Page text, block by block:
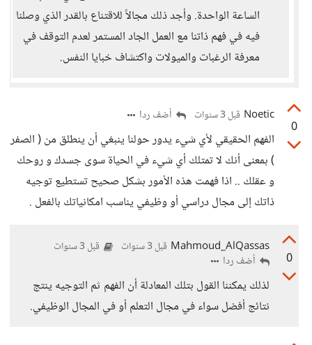
الساعة الواحدة. وأجد ذلك مجالاً للاقتناع بالقدر الذي وصلنا
فيه في فهم ذاتنا مع العمل الجاد المستمر لعدم التوقف في
معرفة الرغبات والميولات واكتشاف خبايا النفس.
0
Noetic قبل 3 سنوات أضف ردا
الفهم الحقيقي لأي شيء يدور حولنا ينبغي أن ينطلق من ( الصفر
) بمعنى أنك لا تمتلك أي شيء في الحياة سوى جسدك و روحك
و عقلك .. اذا فهمت هذه الأمور بشكل صحيح تستطيع توجيه
ذاتك إلى مجال دراسي أو وظيفي يناسب امكانياتك بالفعل .
0
Mahmoud_AlQassas قبل 3 سنوات قبل 3 سنوات
أضف ردا
لذلك يمكننا القول بتلك المعادلة أن الفهم ثم التوجيه ينتج
نتائج أفضل سواء في مجال التعلم أو في المجال الوظيفي.